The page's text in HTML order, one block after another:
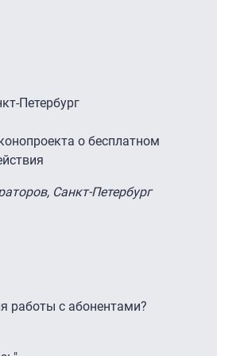
Петербург
о бесплатном
Санкт-Петербург
работы с абонентами?